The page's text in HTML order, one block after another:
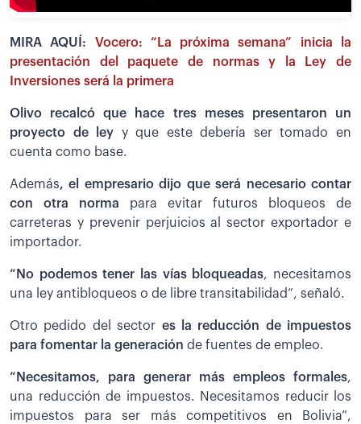
MIRA AQUÍ: Vocero: “La próxima semana” inicia la
presentación del paquete de normas y la Ley de
Inversiones será la primera
Olivo recalcó que hace tres meses presentaron un
proyecto de ley y que este debería ser tomado en
cuenta como base.
Además, el empresario dijo que será necesario contar
con otra norma para evitar futuros bloqueos de
carreteras y prevenir perjuicios al sector exportador e
importador.
“No podemos tener las vías bloqueadas, necesitamos
una ley antibloqueos o de libre transitabilidad”, señaló.
Otro pedido del sector es la reducción de impuestos
para fomentar la generación de fuentes de empleo.
“Necesitamos, para generar más empleos formales,
una reducción de impuestos. Necesitamos reducir los
impuestos para ser más competitivos en Bolivia”,